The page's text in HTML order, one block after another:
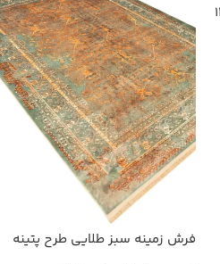
فرش زمینه سبز طلایی طرح پتینه